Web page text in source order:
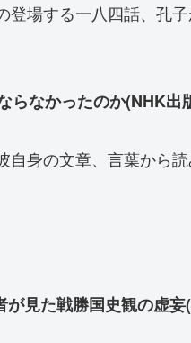
場する一八四話、孔
らなかったのか(NHK出
身の文章、言葉から
見た戦勝国史観の虚